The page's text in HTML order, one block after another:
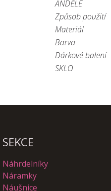
ANDĚLÉ
Způsob použití
Materiál
Barva
Dárkové balení
SKLO
SEKCE
Náhrdelníky
Náramky
Náušnice